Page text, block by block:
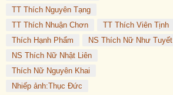
TT Thích Nguyên Tạng
TT Thích Nhuận Chơn
TT Thích Viên Tịnh
Thích Hạnh Phẩm
NS Thích Nữ Như Tuyết
NS Thích Nữ Nhật Liên
Thích Nữ Nguyên Khai
Nhiếp ảnh:Thục Đức